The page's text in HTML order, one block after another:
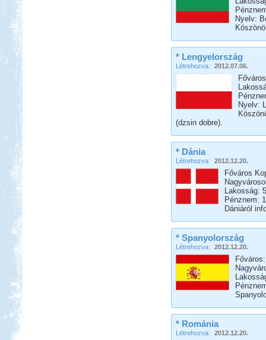
Nyelv:
* Lengyelország
Létrehozva: 2012.07.06.
Nyelv:
(dzsin dobre).
* Dánia
Létrehozva: 2012.12.20.
Főváros
Lakosság:
Pénznem:
Dániáról
* Spanyolország
Létrehozva: 2012.12.20.
* Románia
Létrehozva: 2012.12.20.